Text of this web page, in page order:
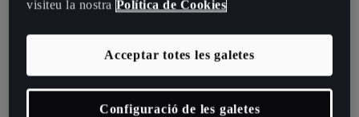
Descarregar catàleg
visiteu la nostra Política de Cookies
Acceptar totes les galetes
Configuració de les galetes